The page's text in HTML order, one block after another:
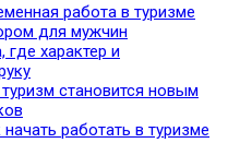
работа в туризме
для мужчин
характер и
становится новым
работать в туризме